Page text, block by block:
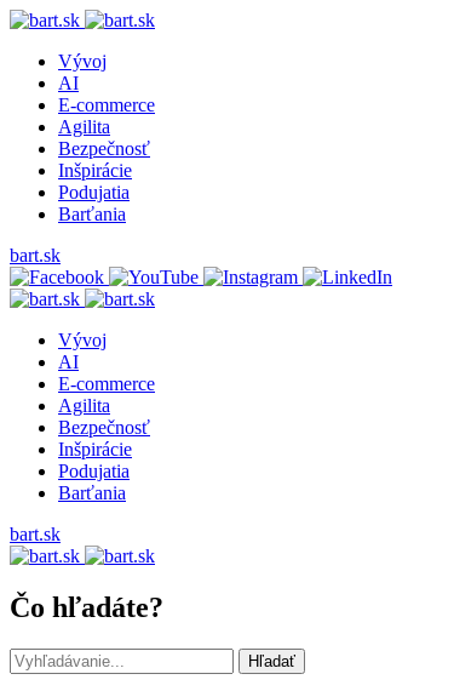
Vývoj
AI
E-commerce
Agilita
Bezpečnosť
Inšpirácie
Podujatia
Barťania
bart.sk
Vývoj
AI
E-commerce
Agilita
Bezpečnosť
Inšpirácie
Podujatia
Barťania
bart.sk
Čo hľadáte?
Hľadať